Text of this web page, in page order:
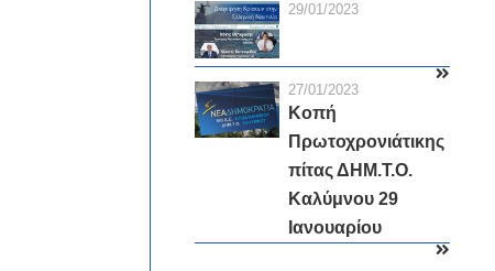
29/01/2023
27/01/2023
Κοπή
Πρωτοχρονιάτικης
πίτας ΔΗΜ.Τ.Ο.
Καλύμνου 29
Ιανουαρίου